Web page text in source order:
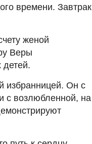
времени. Завтрак
женой
Веры
избранницей. Он с
с возлюбленной, на